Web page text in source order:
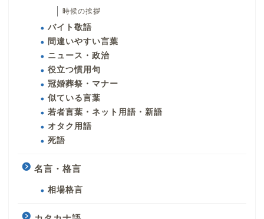
時候の挨拶
バイト敬語
間違いやすい言葉
ニュース・政治
役立つ慣用句
冠婚葬祭・マナー
似ている言葉
若者言葉・ネット用語・新語
オタク用語
死語
名言・格言
相場格言